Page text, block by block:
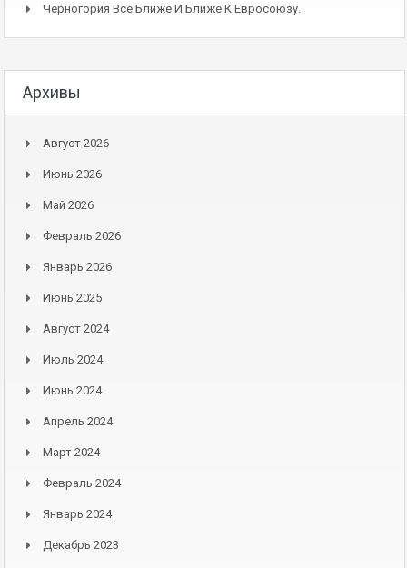
Черногория Все Ближе И Ближе К Евросоюзу.
Архивы
Август 2026
Июнь 2026
Май 2026
Февраль 2026
Январь 2026
Июнь 2025
Август 2024
Июль 2024
Июнь 2024
Апрель 2024
Март 2024
Февраль 2024
Январь 2024
Декабрь 2023